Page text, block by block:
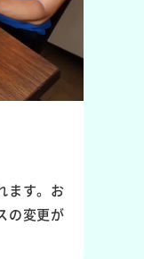
ます。お
の変更が